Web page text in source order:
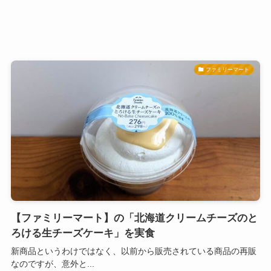
ファミリーマート
【ファミリーマート】の「北海道クリームチーズのと
ろける生チーズケーキ」を実食
新商品というわけではなく、以前から販売されている商品の再販
なのですが、意外と...